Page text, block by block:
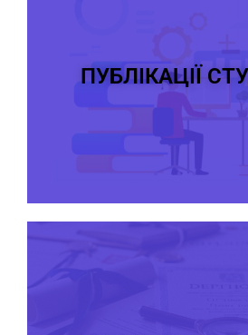
ПУБЛІКАЦІЇ